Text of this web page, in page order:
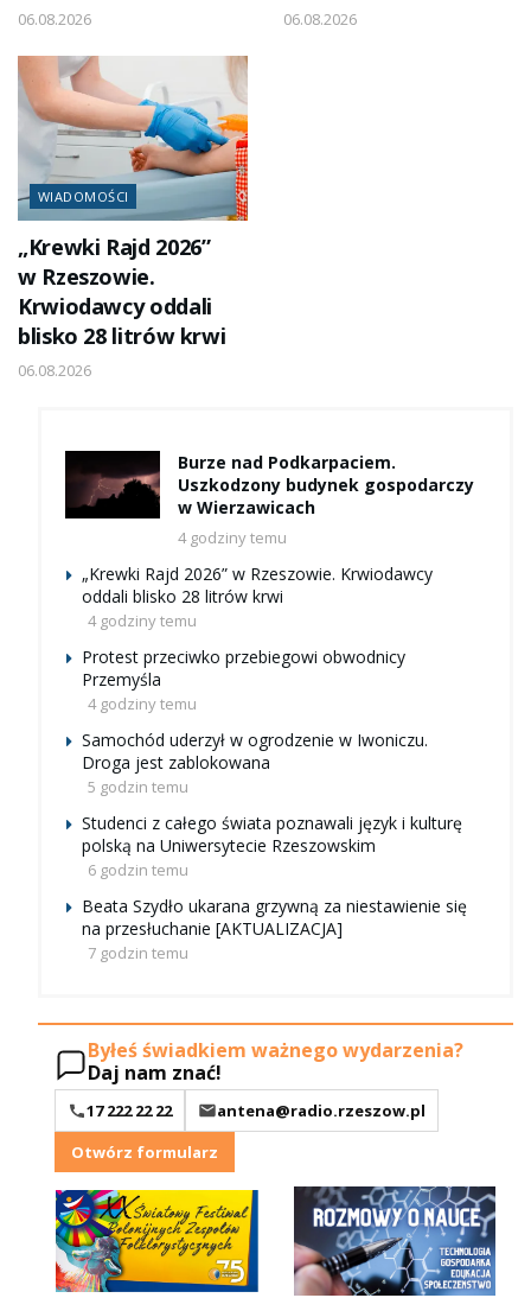
06.08.2026 06.08.2026
WIADOMOŚCI
„Krewki Rajd 2026”
w Rzeszowie.
Krwiodawcy oddali
blisko 28 litrów krwi
06.08.2026
Burze nad Podkarpaciem.
Uszkodzony budynek gospodarczy
w Wierzawicach
4 godziny temu
„Krewki Rajd 2026” w Rzeszowie. Krwiodawcy
oddali blisko 28 litrów krwi
4 godziny temu
Protest przeciwko przebiegowi obwodnicy
Przemyśla
4 godziny temu
Samochód uderzył w ogrodzenie w Iwoniczu.
Droga jest zablokowana
5 godzin temu
Studenci z całego świata poznawali język i kulturę
polską na Uniwersytecie Rzeszowskim
6 godzin temu
Beata Szydło ukarana grzywną za niestawienie się
na przesłuchanie [AKTUALIZACJA]
7 godzin temu
Byłeś świadkiem ważnego wydarzenia?
Daj nam znać!
17 222 22 22
antena@radio.rzeszow.pl
Otwórz formularz